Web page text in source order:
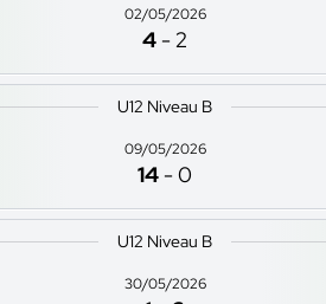
02/05/2026
4 -2
U12 Niveau B
09/05/2026
14 -0
U12 Niveau B
30/05/2026